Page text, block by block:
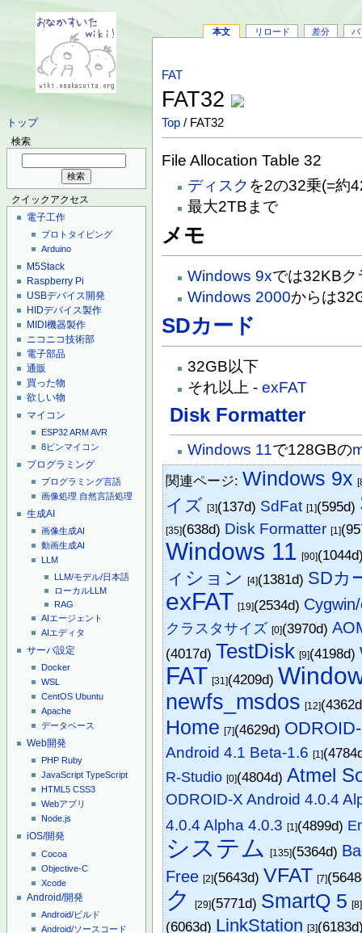
トップ
検索
クイックアクセス
電子工作
プロトタイピング
Arduino
M5Stack
Raspberry Pi
USBデバイス開発
HIDデバイス製作
MIDI機器製作
ニコニコ技術部
電子部品
通販
買った物
欲しい物
マイコン
ESP32ARMAVR
8ピンマイコン
プログラミング
プログラミング言語
画像処理 自然言語処理
生成AI
画像生成AI
動画生成AI
LLM
LLM/モデル/日本語
ローカルLLM
RAG
AIエージェント
AIエディタ
サーバ設定
Docker
WSL
CentOS Ubuntu
Apache
データベース
Web開発
PHP Ruby
JavaScript TypeScript
HTML5 CSS3
Webアプリ
Node.js
iOS/開発
Cocoa
Objective-C
Xcode
Android/開発
Android/ビルド
Android/ソースコード
本文 リロード 差分 バ
FAT
FAT32
Top / FAT32
File Allocation Table 32
ディスク を2の32乗(=約
最大2TBまで
メモ
Windows 9xでは32KB
Windows 2000からは
SDカード
32GB以下
それ以上 -exFAT
Disk Formatter
Windows 11で128GBの
関連ページ: Windows 9x
イズ [3](137d) SdFat [1](595d)
[35](638d) Disk Formatter [1]
Windows 11 [90]
ィション [4](1381d) SDカ
exFAT [19](2534d)
クラスタサイズ [0](3970d)
(4017d) TestDisk [9](4198d)
FAT [31](4209d)
newfs_msdos [12]
Home [7](4629d)
Android 4.1 Beta-1.6 [1]
R-Studio [0](4804d)Atmel
ODROID-X Android 4.0.4
4.0.4 Alpha 4.0.3 [1](4899d)
システム [135](5364d)
Free [2](5643d) VFAT [7]
ク [29](5771d) SmartQ 5 [8]
(6063d) LinkStation [3]